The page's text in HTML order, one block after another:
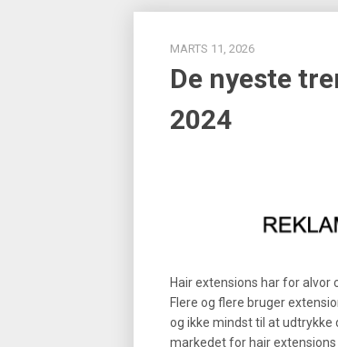
MARTS 11, 2026
De nyeste
2024
Hair extensions har for
Flere og flere bruger
og ikke mindst til at udtrykke
markedet for hair extensions